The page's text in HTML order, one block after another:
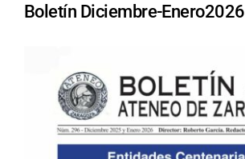
Boletín Diciembre-Enero2026